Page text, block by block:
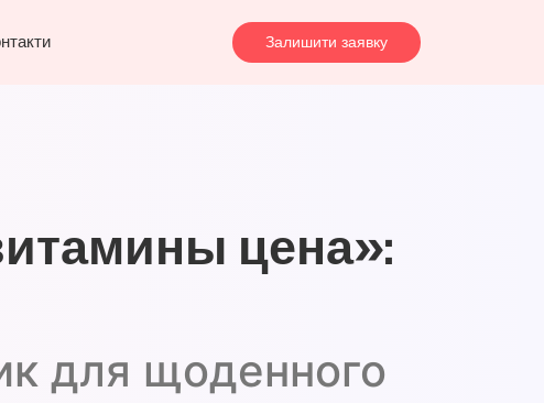
Залишити заявку
цена»:
для щоденного